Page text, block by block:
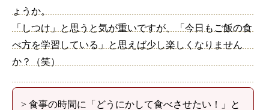
ょうか。
「しつけ」と思うと気が重いですが、「今日もご飯の食
べ方を学習している」と思えば少し楽しくなりません
か？（笑）
> 食事の時間に「どうにかして食べさせたい！」と